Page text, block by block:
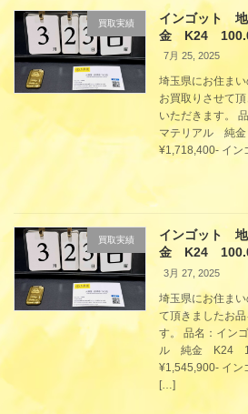
買取実績
インゴット
金 K24
7月 25, 2025
埼玉県にお住まい
お買取りさせて
いただきます。
マテリアル 純
¥1,718,400- イ
買取実績
インゴット
金 K24
3月 27, 2025
埼玉県にお住ま
て頂きましたお
す。 品名：イン
ル 純金 K24
¥1,545,900- イン
[…]